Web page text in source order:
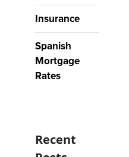
Insurance
Spanish
Mortgage
Rates
Recent